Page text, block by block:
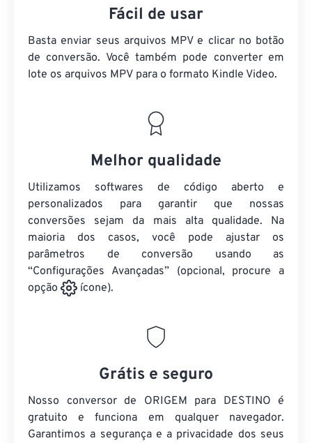
Fácil de usar
Basta enviar seus arquivos MPV e clicar no botão
de conversão. Você também pode converter em
lote os arquivos MPV para o formato Kindle Video.
Melhor qualidade
Utilizamos softwares de código aberto e
personalizados para garantir que nossas
conversões sejam da mais alta qualidade. Na
maioria dos casos, você pode ajustar os
parâmetros de conversão usando as
“Configurações Avançadas” (opcional, procure a
opção
ícone).
Grátis e seguro
Nosso conversor de ORIGEM para DESTINO é
gratuito e funciona em qualquer navegador.
Garantimos a segurança e a privacidade dos seus